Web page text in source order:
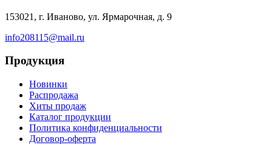
153021, г. Иваново, ул. Ярмарочная, д. 9
info208115@mail.ru
Продукция
Новинки
Распродажа
Хиты продаж
Каталог продукции
Политика конфиденциальности
Договор-оферта